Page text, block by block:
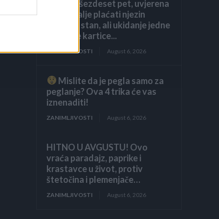
navršila šezdeset pet, uvjerena
da ću i dalje plaćati njezin
luksuzni stan, ali ukidanje jedne
dodatne kartice...
ZANIMLJIVOSTI August 6, 2026
Mislite da je pegla samo za
peglanje? Ova 4 trika će vas
iznenaditi!
ZANIMLJIVOSTI August 6, 2026
HITNO U AVGUSTU! Ovo
vraća paradajz, paprike i
krastavce u život, protiv
štetočina i plemenjače…
ZANIMLJIVOSTI August 6, 2026